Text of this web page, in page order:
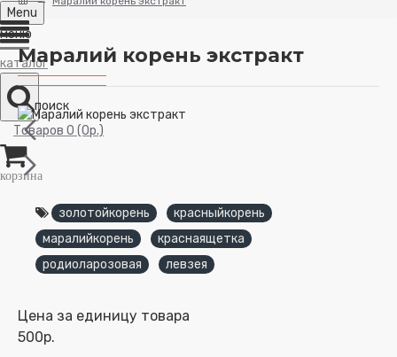
Menu
Товаров 0 (0р.)
Маралий корень экстракт
золотойкорень
красныйкорень
маралийкорень
краснаящетка
родиоларозовая
левзея
Цена за единицу товара
500р.